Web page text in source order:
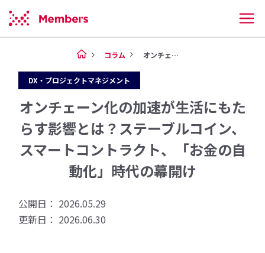
コラム オンチェーン化の加速が生活にも...
DX・プロジェクトマネジメント
オンチェーン化の加速が生活にもた
らす影響とは？ステーブルコイン、
スマートコントラクト、「お金の自
動化」時代の幕開け
公開日： 2026.05.29
更新日： 2026.06.30